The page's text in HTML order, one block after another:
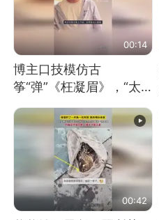
00:14
博主口技模仿古
筝“弹”《枉凝眉》，“太
像了～你是吃古筝长大的
吗？”“或将成为首位考级
不带古筝的选手。”（来
源：新华每日电讯）
00:42